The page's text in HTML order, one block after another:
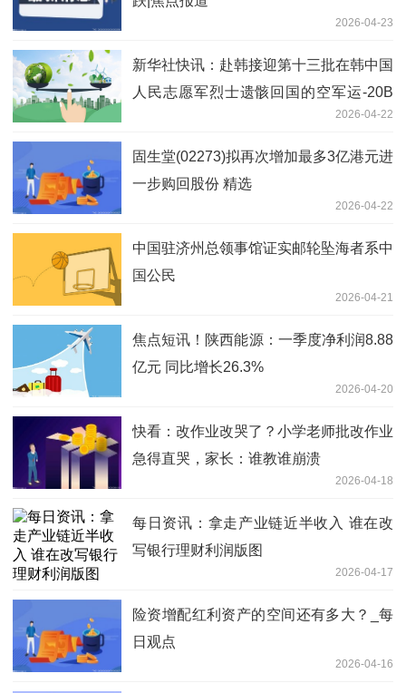
2026-04-23
新华社快讯：赴韩接迎第十三批在韩中国
人民志愿军烈士遗骸回国的空军运-20B
已进入中国领空，4架歼-20迎接护航 前
沿资讯
2026-04-22
固生堂(02273)拟再次增加最多3亿港元进
一步购回股份 精选
2026-04-22
中国驻济州总领事馆证实邮轮坠海者系中
国公民
2026-04-21
焦点短讯！陕西能源：一季度净利润8.88
亿元 同比增长26.3%
2026-04-20
快看：改作业改哭了？小学老师批改作业
急得直哭，家长：谁教谁崩溃
2026-04-18
每日资讯：拿走产业链近半收入 谁在改
写银行理财利润版图
2026-04-17
险资增配红利资产的空间还有多大？_每
日观点
2026-04-16